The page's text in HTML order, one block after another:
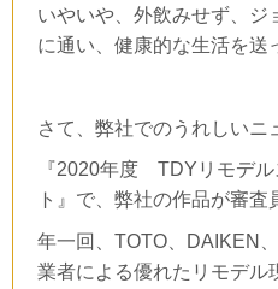
いやいや、外飲みせず、ジ
に通い、健康的な生活を送
さて、弊社でのうれしいニ
『2020年度 TDY リモデ
ト』で、弊社の作品が審査
年一回、 TOTO DAIKEN
業者による優れたリモデル